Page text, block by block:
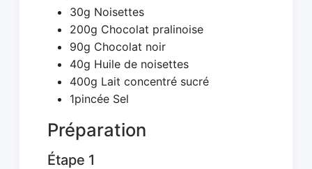
30g Noisettes
200g Chocolat pralinoise
90g Chocolat noir
40g Huile de noisettes
400g Lait concentré sucré
1pincée Sel
Préparation
Étape 1